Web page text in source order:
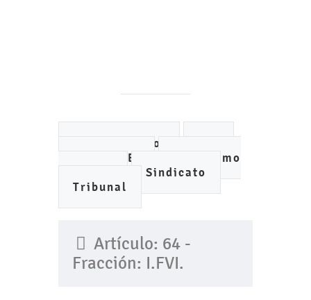
Ayuntamiento
IMCUFIDE
Organismo
Sindicato
Tribunal
Artículo: 64 -
Fracción: I.FVI.